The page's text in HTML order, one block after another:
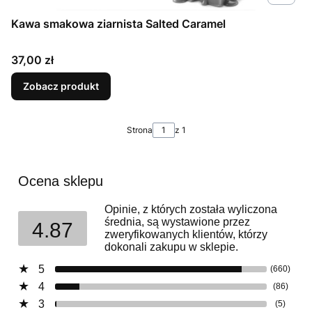
Kawa smakowa ziarnista Salted Caramel
Cena
37,00 zł
Zobacz produkt
Strona z 1
Ocena sklepu
4.87
Opinie, z których została wyliczona
średnia, są wystawione przez
zweryfikowanych klientów, którzy
dokonali zakupu w sklepie.
5
(660)
4 (86)
3 (5)